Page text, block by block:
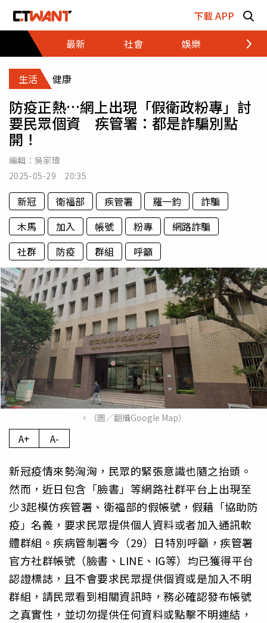
下載 APP
最新
社會 娛樂 財經
生活 健康
防疫正熱…網上出現「假衛政粉專」討
要民眾個資 疾管署：都是詐騙別點
開！
編輯： 吳家瑋
2025-05-29 20:35
新冠 衛福部 疾管署 羅一鈞
詐騙
木馬
加入 帳號 粉專
網路詐騙
社群
防疫 群組 呼籲
。（圖／翻攝Google Map）
A+ A-
新冠疫情來勢洶洶，民眾的緊張意識也隨之抬頭。
然而，近日包含「臉書」等網路社群平台上出現至
少3起模仿疾管署、衛福部的假帳號，假藉「協助防
疫」名義，要求民眾提供個人資料或者加入通訊軟
體群組。疾病管制署今（29）日特別呼籲，疾管署
官方社群帳號（臉書、LINE、IG等）均已獲得平台
認證標誌，且不會要求民眾提供個資或是加入不明
群組，請民眾看到相關資訊時，務必確認發布帳號
之真實性，並切勿提供任何資料或點擊不明連結，